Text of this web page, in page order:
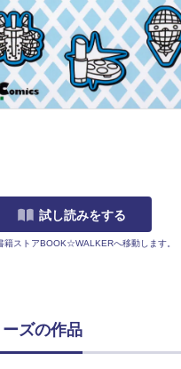
試し読みをする
籍ストアBOOK☆WALKERへ移動します。
ズの作品